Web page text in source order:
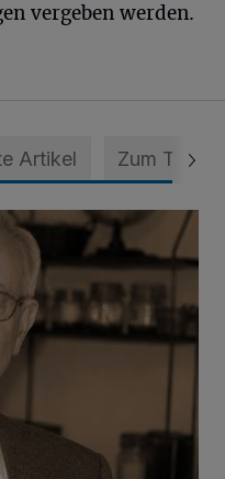
vergeben werden.
Artikel Zum Thema